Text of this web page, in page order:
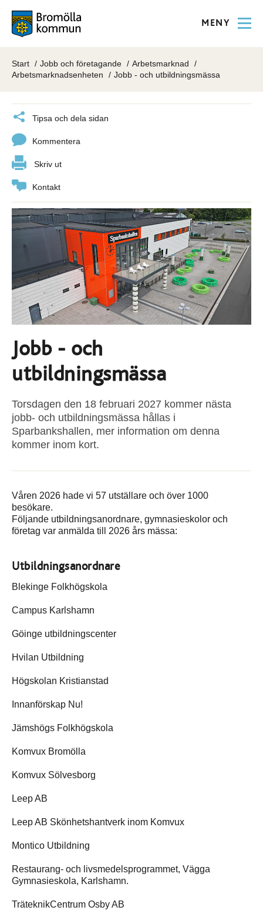
MENY
Start Jobb och företagande
Arbetsmarknad
Arbetsmarknadsenheten
Jobb - och utbildningsmässa
Tipsa och dela sidan
Kommentera
Skriv ut
Kontakt
Jobb - och
utbildningsmässa
Torsdagen den 18 februari 2027 kommer nästa
jobb- och utbildningsmässa hållas i
Sparbankshallen, mer information om denna
kommer inom kort.
Våren 2026 hade vi 57 utställare och över 1000
besökare.
Följande utbildningsanordnare, gymnasieskolor och
företag var anmälda till 2026 års mässa:
Utbildningsanordnare
Blekinge Folkhögskola
Campus Karlshamn
Göinge utbildningscenter
Hvilan Utbildning
Högskolan Kristianstad
Innanförskap Nu!
Jämshögs Folkhögskola
Komvux Bromölla
Komvux Sölvesborg
Leep AB
Leep AB Skönhetshantverk inom Komvux
Montico Utbildning
Restaurang- och livsmedelsprogrammet, Vägga
Gymnasieskola, Karlshamn.
TräteknikCentrum Osby AB